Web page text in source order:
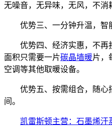
无噪音，无异味，无风，不消
优势三、一分钟升温，智
优势四、经济实惠，不再
面积只需要一片碳晶墙暖片，
空调等其他取暖设备。
优势五、按需组合，随心
间。
凯雷斯顿主营：石墨烯